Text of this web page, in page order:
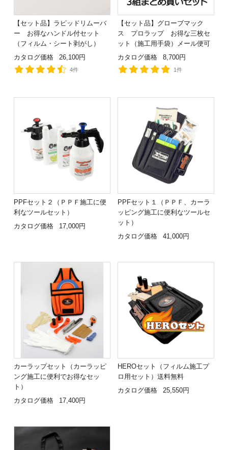
【セット品】ラピッドリムーバ
ー お得なハンドル付セット
（フィルム・シート剥がし）
カタログ価格
26,100円
4件
【セット品】グローブマック
ス プロラップ お得な三枚セ
ット（施工用手袋）メール便可
カタログ価格
8,700円
1件
PPFセット２（ＰＰＦ施工に便
利なツールセット）
カタログ価格
17,000円
PPFセット１（ＰＰＦ、カーラ
ッピング施工に便利なツールセ
ット）
カタログ価格
41,000円
カーラップセット（カーラッピ
ング施工に便利でお得なセッ
ト）
カタログ価格
17,400円
HEROセット（フィルム施工プ
ロ用セット）送料無料
カタログ価格
25,550円